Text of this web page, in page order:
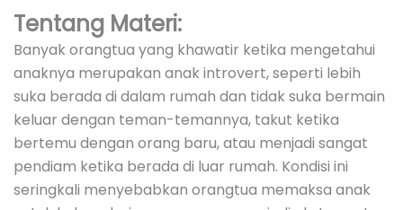
Tentang Materi:
Banyak orangtua yang khawatir ketika mengetahui
anaknya merupakan anak introvert, seperti lebih
suka berada di dalam rumah dan tidak suka bermain
keluar dengan teman-temannya, takut ketika
bertemu dengan orang baru, atau menjadi sangat
pendiam ketika berada di luar rumah. Kondisi ini
seringkali menyebabkan orangtua memaksa anak